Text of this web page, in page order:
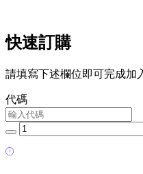
快速訂購
請填寫下述欄位即可完成加
代碼